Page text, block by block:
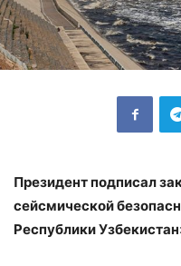
Президент подписал
сейсмической
Республики